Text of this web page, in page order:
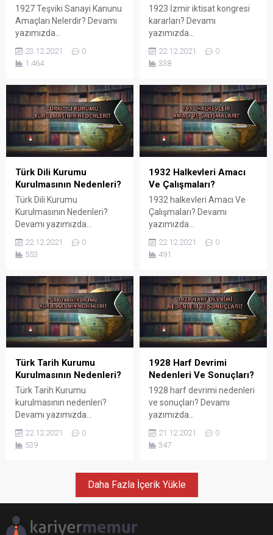
1927 Teşviki Sanayi Kanunu
Amaçları Nelerdir? Devamı
yazımızda...
23.12.2021
0
1.464
1923 İzmir iktisat kongresi
kararları? Devamı
yazımızda...
22.12.2021
0
338
Türk Dili Kurumu
Kurulmasının Nedenleri?
Türk Dili Kurumu
Kurulmasının Nedenleri?
Devamı yazımızda...
22.12.2021
0
553
1932 Halkevleri Amacı
Ve Çalışmaları?
1932 halkevleri Amacı Ve
Çalışmaları? Devamı
yazımızda...
22.12.2021
0
491
Türk Tarih Kurumu
Kurulmasının Nedenleri?
Türk Tarih Kurumu
kurulmasının nedenleri?
Devamı yazımızda...
22.12.2021
0
539
1928 Harf Devrimi
Nedenleri Ve Sonuçları?
1928 harf devrimi nedenleri
ve sonuçları? Devamı
yazımızda...
21.12.2021
0
347
Daha Fazla İçerik Yükle